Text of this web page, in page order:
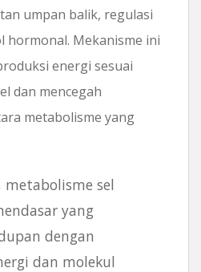
umpan balik, regulasi
hormonal. Mekanisme ini
energi sesuai
dan mencegah
metabolisme yang
sel
yang
dengan
dan molekul